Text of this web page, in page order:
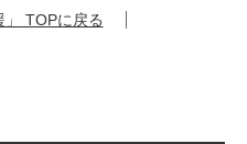
」 TOPに戻る